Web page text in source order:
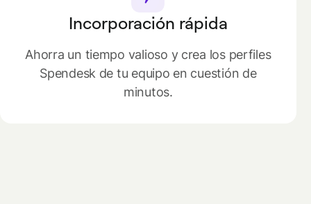
Incorporación rápida
Ahorra un tiempo valioso y crea los perfiles
Spendesk de tu equipo en cuestión de
minutos.